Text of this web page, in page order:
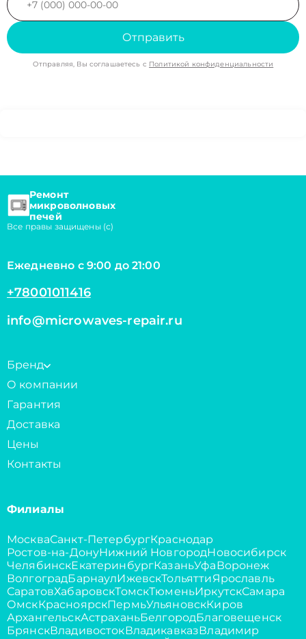
Отправить
Отправляя, Вы соглашаетесь с Политикой конфиденциальности
Ремонт
микроволновых
печей
Все правы защищены (с)
Ежедневно с 9:00 до 21:00
+78001011416
info@microwaves-repair.ru
Бренд
О компании
Гарантия
Доставка
Цены
Контакты
Филиалы
МоскваСанкт-ПетербургКраснодар
Ростов-на-ДонуНижний НовгородНовосибирск
ЧелябинскЕкатеринбургКазаньУфаВоронеж
ВолгоградБарнаулИжевскТольяттиЯрославль
СаратовХабаровскТомскТюменьИркутскСамара
ОмскКрасноярскПермьУльяновскКиров
АрхангельскАстраханьБелгородБлаговещенск
БрянскВладивостокВладикавказВладимир